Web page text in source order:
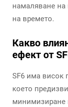
намаляване на
на времето.
Какво
ефект от
SF6 има висок
което
минимизиране